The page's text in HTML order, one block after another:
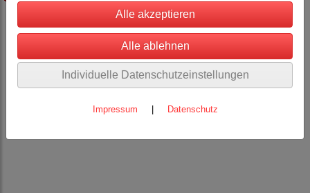
Individuelle Datenschutzeinstellungen
Impressum Datenschutz